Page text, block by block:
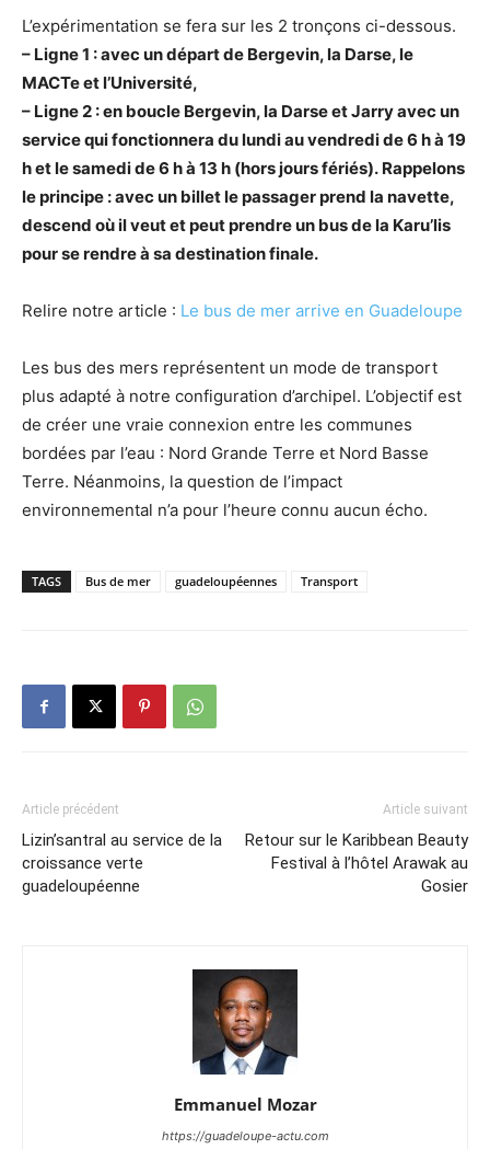
L’expérimentation se fera sur les 2 tronçons ci-dessous.
– Ligne 1 : avec un départ de Bergevin, la Darse, le
MACTe et l’Université,
– Ligne 2 : en boucle Bergevin, la Darse et Jarry avec un
service qui fonctionnera du lundi au vendredi de 6 h à 19
h et le samedi de 6 h à 13 h (hors jours fériés). Rappelons
le principe : avec un billet le passager prend la navette,
descend où il veut et peut prendre un bus de la Karu’lis
pour se rendre à sa destination finale.
Relire notre article : Le bus de mer arrive en Guadeloupe
Les bus des mers représentent un mode de transport
plus adapté à notre configuration d’archipel. L’objectif est
de créer une vraie connexion entre les communes
bordées par l’eau : Nord Grande Terre et Nord Basse
Terre. Néanmoins, la question de l’impact
environnemental n’a pour l’heure connu aucun écho.
TAGS Bus de mer guadeloupéennes Transport
Article précédent
Lizin’santral au service de la
croissance verte
guadeloupéenne
Article suivant
Retour sur le Karibbean Beauty
Festival à l’hôtel Arawak au
Gosier
Emmanuel Mozar
https://guadeloupe-actu.com